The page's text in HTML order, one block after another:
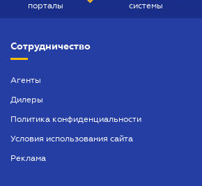
порталы
БИЗНЕС
системы
БУХГАЛТЕР
ЮРИСТ ПРОФ
Сотрудничество
Агенты
Дилеры
Политика конфиденциальности
Условия использования сайта
Реклама